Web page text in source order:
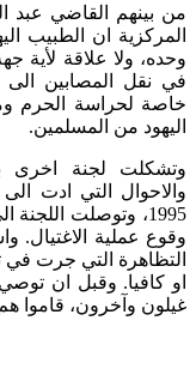
من بينهم القاضي عبد
المركزية ان الطبيب
وحده، ولا علاقة لأية
في نقل المصابين
خاصة لحراسة الحرم
اليهود من المسلمين.
وتشكلت لجنة اخرى
والاحوال التي ادت
1995، وتوصلت
وقوع عملية الاغتيال.
التظاهرة التي جرت في
او كافيا. وقبل ان
غيلون وآخرون، قاموا